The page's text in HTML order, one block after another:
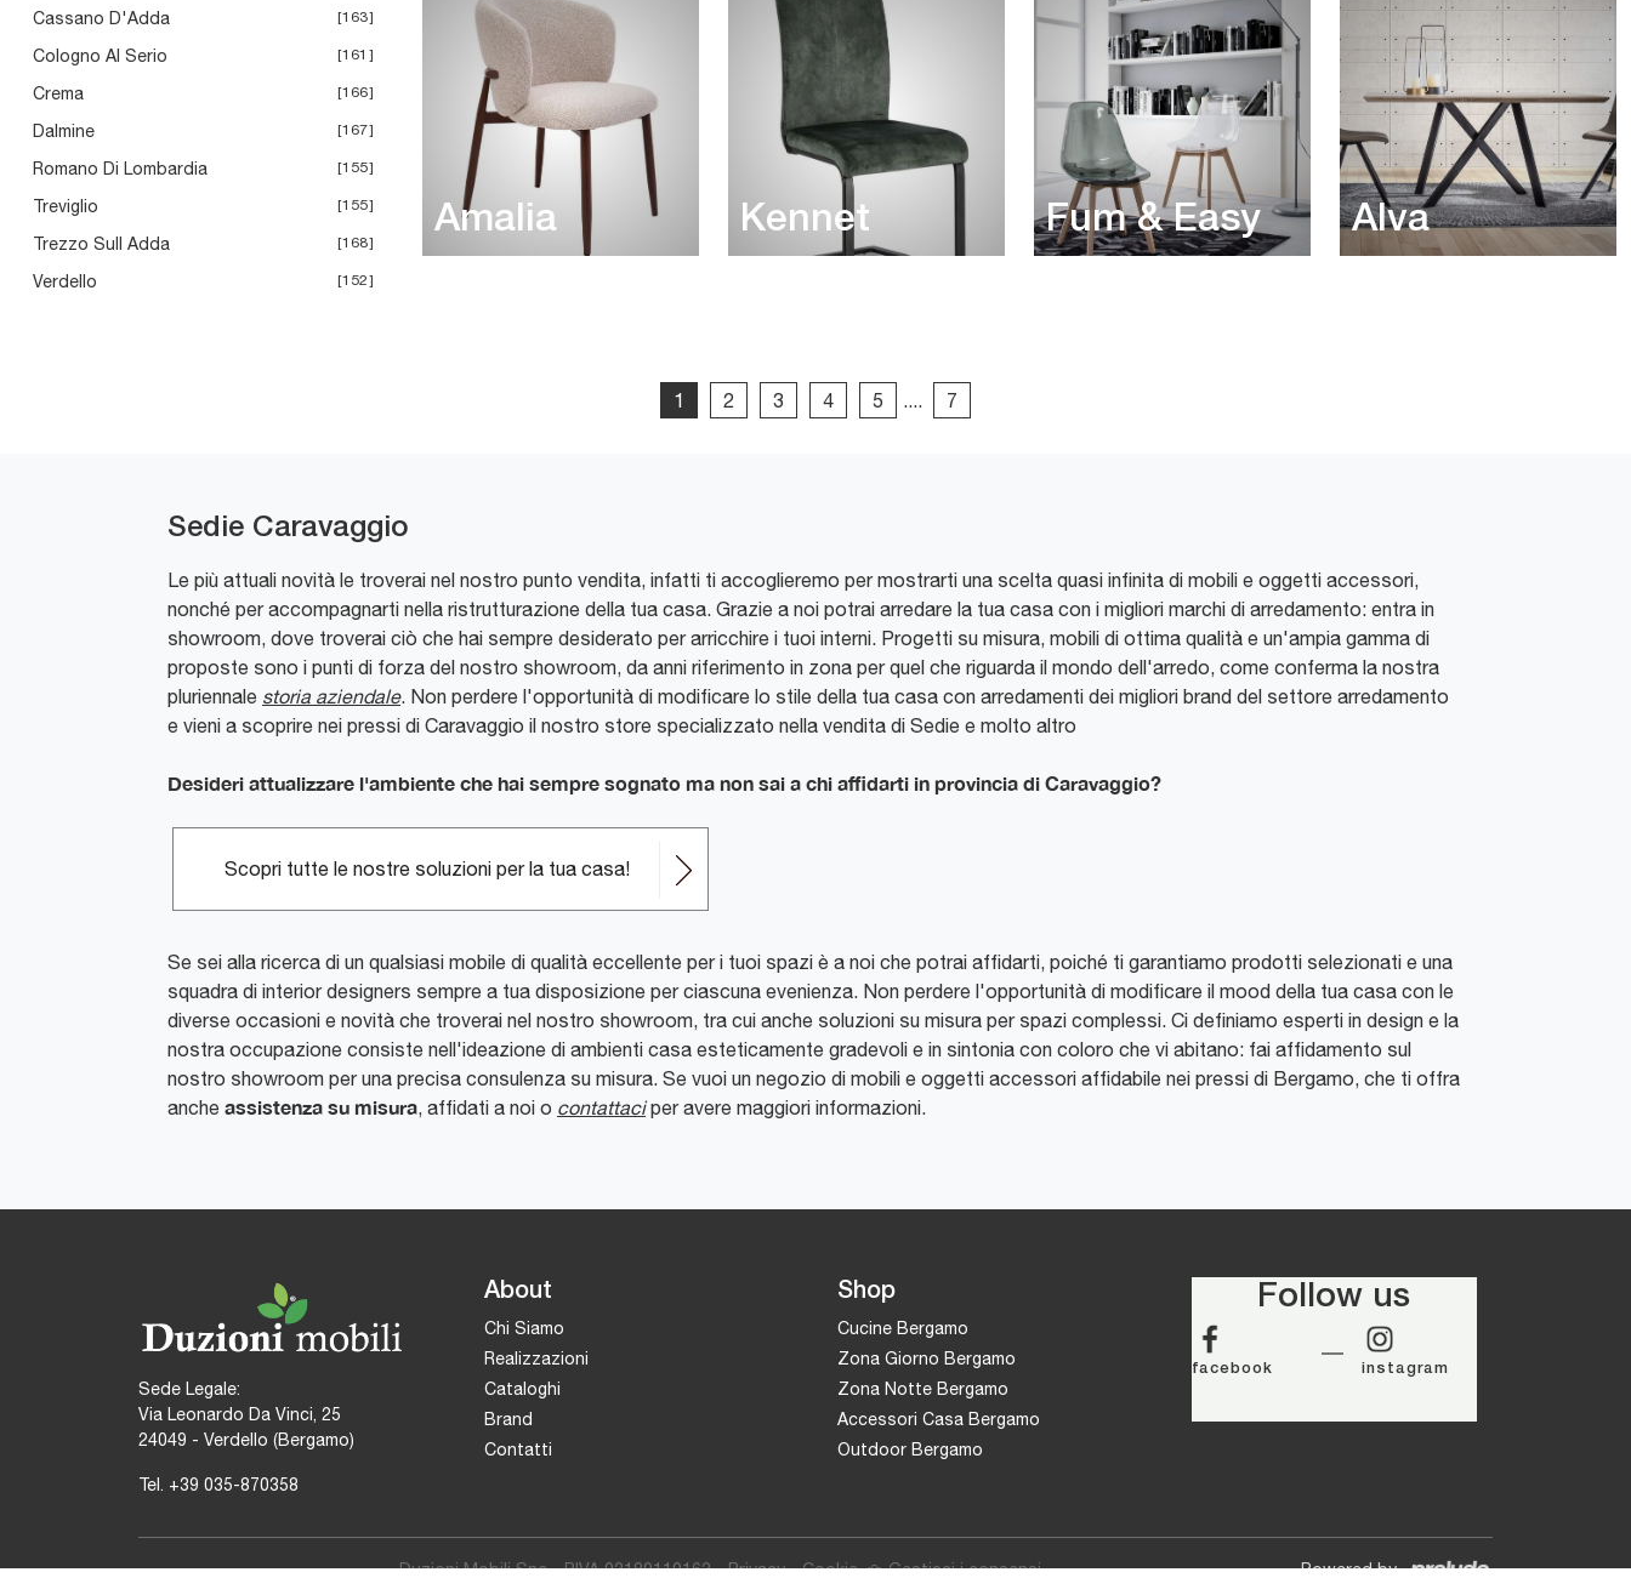
Cassano D'Adda 163
Cologno Al Serio 161
Crema 166
Dalmine 167
Romano Di Lombardia 155
Treviglio 155
Trezzo Sull Adda 168
Verdello 152
Amalia Kennet Fum & Easy Alva
1 2 3 4 5 .... 7
Sedie Caravaggio
Le più attuali novità le troverai nel nostro punto vendita, infatti ti accoglieremo per mostrarti una scelta quasi infinita di mobili e oggetti accessori,
nonché per accompagnarti nella ristrutturazione della tua casa. Grazie a noi potrai arredare la tua casa con i migliori marchi di arredamento: entra in
showroom, dove troverai ciò che hai sempre desiderato per arricchire i tuoi interni. Progetti su misura, mobili di ottima qualità e un'ampia gamma di
proposte sono i punti di forza del nostro showroom, da anni riferimento in zona per quel che riguarda il mondo dell'arredo, come conferma la nostra
pluriennale storia aziendale. Non perdere l'opportunità di modificare lo stile della tua casa con arredamenti dei migliori brand del settore arredamento
e vieni a scoprire nei pressi di Caravaggio il nostro store specializzato nella vendita di Sedie e molto altro
Desideri attualizzare l'ambiente che hai sempre sognato ma non sai a chi affidarti in provincia di Caravaggio?
Scopri tutte le nostre soluzioni per la tua casa!
Se sei alla ricerca di un qualsiasi mobile di qualità eccellente per i tuoi spazi è a noi che potrai affidarti, poiché ti garantiamo prodotti selezionati e una
squadra di interior designers sempre a tua disposizione per ciascuna evenienza. Non perdere l'opportunità di modificare il mood della tua casa con le
diverse occasioni e novità che troverai nel nostro showroom, tra cui anche soluzioni su misura per spazi complessi. Ci definiamo esperti in design e la
nostra occupazione consiste nell'ideazione di ambienti casa esteticamente gradevoli e in sintonia con coloro che vi abitano: fai affidamento sul
nostro showroom per una precisa consulenza su misura. Se vuoi un negozio di mobili e oggetti accessori affidabile nei pressi di Bergamo, che ti offra
anche assistenza su misura, affidati a noi o contattaciper avere maggiori informazioni.
Sede Legale:
Via Leonardo Da Vinci, 25
24049 - Verdello (Bergamo)
Tel. +39 035-870358
About
Chi Siamo
Realizzazioni
Cataloghi
Brand
Contatti
Shop
Cucine Bergamo
Zona Giorno Bergamo
Zona Notte Bergamo
Accessori Casa Bergamo
Outdoor Bergamo
Follow us
facebook instagram
Duzioni Mobili Snc - P.IVA 02189110162 -Privacy-Cookie Gestisci i consensi Powered by